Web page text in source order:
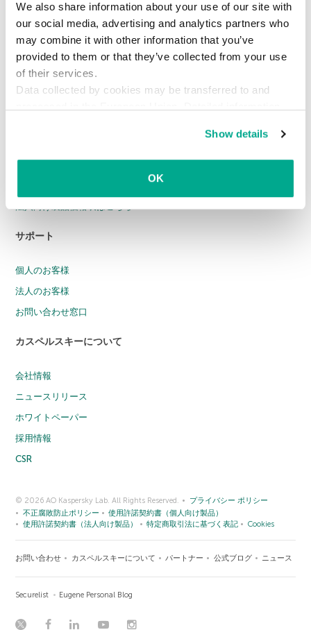
We also share information about your use of our site with
our social media, advertising and analytics partners who
may combine it with other information that you’ve
provided to them or that they’ve collected from your use
of their services.
Data collected by cookies may be transferred to and
Show details
OK
エンドポイントセキュリティ
ハイブリッドクラウド環境セキュリティ
Web セキュリティ
小規模オフィス向けセキュリティ
法人向け製品価格表はこちら
サポート
個人のお客様
法人のお客様
お問い合わせ窓口
カスペルスキーについて
会社情報
ニュースリリース
ホワイトペーパー
採用情報
CSR
© 2026 AO Kaspersky Lab. All Rights Reserved.
プライバシー ポリシー
不正腐敗防止ポリシー
使用許諾契約書（個人向け製品）
使用許諾契約書（法人向け製品）
特定商取引法に基づく表記 Cookies
お問い合わせ カスペルスキーについて パートナー 公式ブログ ニュース
Securelist Eugene Personal Blog